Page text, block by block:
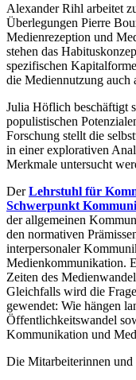
Alexander Rihl arbeitet
Überlegungen Pierre
Medienrezeption und
stehen das
spezifischen
die Mediennutzung auch
Julia Höflich beschäftigt
populistischen
Forschung stellt die
in einer explorativen
Merkmale untersucht
DerLehrstuhl für
Schwerpunkt
der allgemeinen
den normativen
interpersonaler
Medienkommunikation.
Zeiten des
Gleichfalls wird die
gewendet: Wie hängen
Öffentlichkeitswandel
Kommunikation und
Die Mitarbeiterinnen